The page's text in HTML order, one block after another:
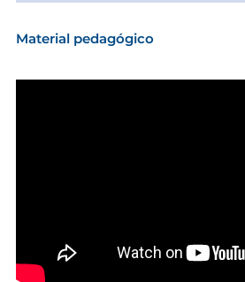
Material pedagógico